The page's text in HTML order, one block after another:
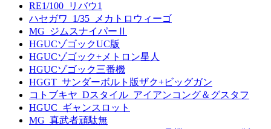
RE1/100_リバウ1
ハセガワ_1/35_メカトロウィーゴ
MG_ジムスナイパーⅡ
HGUCゾゴックUC版
HGUCゾゴック+メトロン星人
HGUCゾゴック三番機
HGGT_サンダーボルト版ザク+ビッグガン
コトブキヤ_Dスタイル_アイアンコング＆グスタフ
HGUC_ギャンスロット
MG_真武者頑駄無